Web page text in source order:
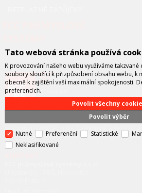
FCC průmyslové systémyje technicko –
zastupující významné výrobce v oblasti
integrátorem se specializací na systémy
robotiky.
Tato webová stránka používá
K provozování našeho webu využíváme takzvané
soubory sloužící k přizpůsobení obsahu webu, k
obecně k zajištění vaší maximální spokojenosti.
preferencích.
Povolit výběr
Povolit všechny
Nutné Preferenční Statistické
Neklasifikované